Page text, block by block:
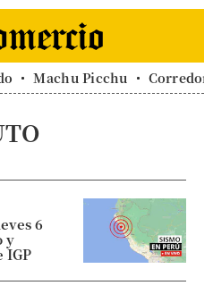
Machu Picchu Corredor
6
y
IGP